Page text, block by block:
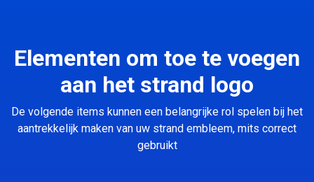
Elementen om toe te voegen
aan het strand logo
De volgende items kunnen een belangrijke rol spelen bij het
aantrekkelijk maken van uw strand embleem, mits correct
gebruikt